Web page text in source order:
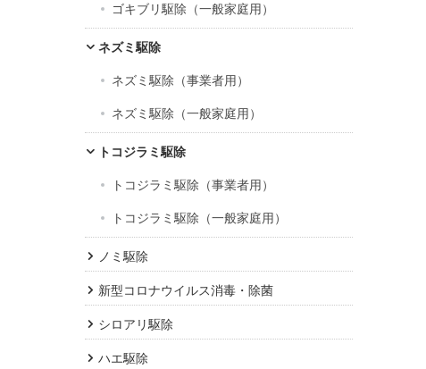
ゴキブリ駆除（一般家庭用）
ネズミ駆除
ネズミ駆除（事業者用）
ネズミ駆除（一般家庭用）
トコジラミ駆除
トコジラミ駆除（事業者用）
トコジラミ駆除（一般家庭用）
ノミ駆除
新型コロナウイルス消毒・除菌
シロアリ駆除
ハエ駆除